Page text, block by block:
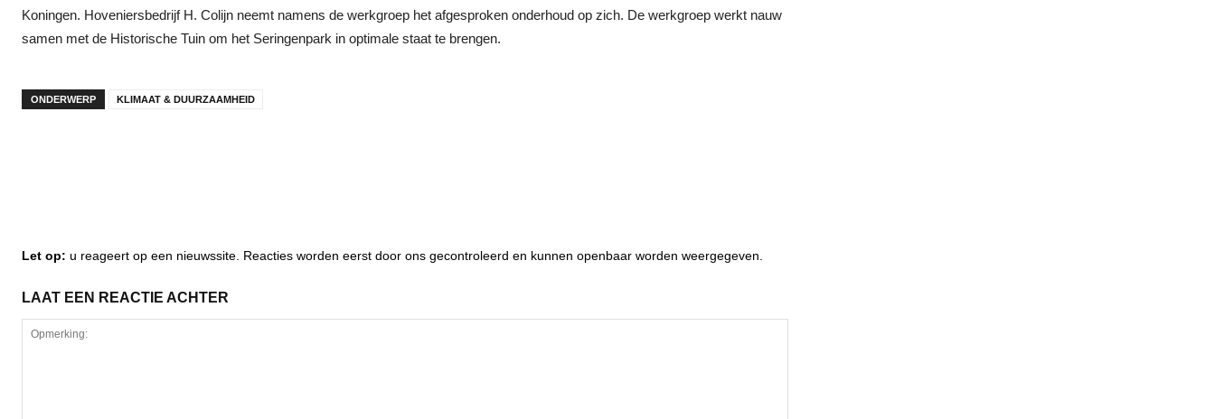
Koningen. Hoveniersbedrijf H. Colijn neemt namens de werkgroep het afgesproken onderhoud op zich. De werkgroep werkt nauw
samen met de Historische Tuin om het Seringenpark in optimale staat te brengen.
ONDERWERP KLIMAAT & DUURZAAMHEID
Let op: u reageert op een nieuwssite. Reacties worden eerst door ons gecontroleerd en kunnen openbaar worden weergegeven.
LAAT EEN REACTIE ACHTER